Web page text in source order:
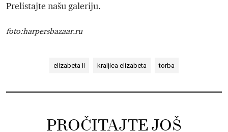
Prelistajte našu galeriju.
foto:harpersbazaar.ru
elizabeta II kraljica elizabeta torba
PROČITAJTE JOŠ